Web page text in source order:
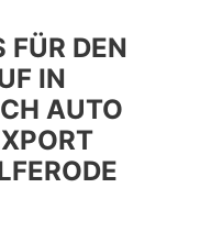
FÜR DEN
IN
AUTO